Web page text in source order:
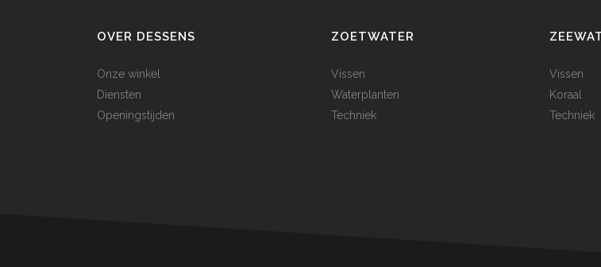
OVER DESSENS
Onze winkel
Diensten
Openingstijden
ZOETWATER
Vissen
Waterplanten
Techniek
Vissen
Koraal
Techniek